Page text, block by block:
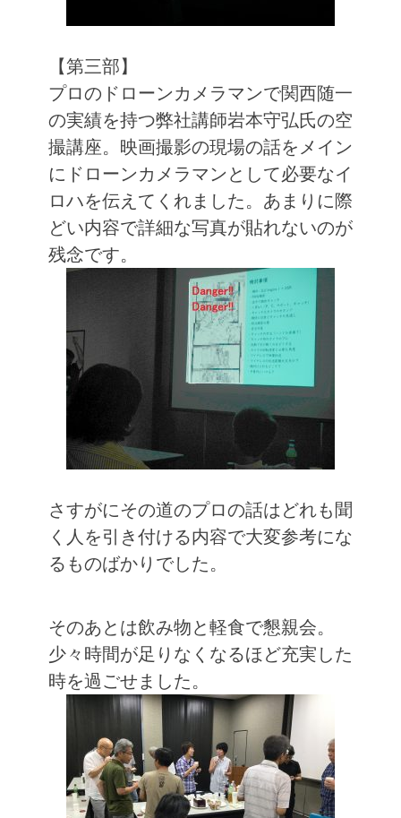
【第三部】
プロのドローンカメラマンで関西随一
の実績を持つ弊社講師岩本守弘氏の空
撮講座。映画撮影の現場の話をメイン
にドローンカメラマンとして必要なイ
ロハを伝えてくれました。あまりに際
どい内容で詳細な写真が貼れないのが
残念です。
さすがにその道のプロの話はどれも聞
く人を引き付ける内容で大変参考にな
るものばかりでした。
そのあとは飲み物と軽食で懇親会。
少々時間が足りなくなるほど充実した
時を過ごせました。